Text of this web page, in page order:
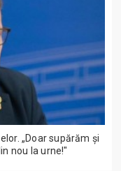
„Doar supărăm și
nou la urne!"